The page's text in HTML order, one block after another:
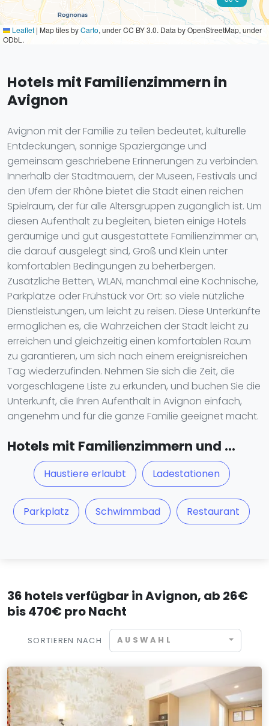
Leaflet | Map tiles byCarto, under CC BY 3.0. Data by OpenStreetMap, under
ODbL.
Hotels mit Familienzimmern in
Avignon
Avignon mit der Familie zu teilen bedeutet, kulturelle
Entdeckungen, sonnige Spaziergänge und
gemeinsam geschriebene Erinnerungen zu verbinden.
Innerhalb der Stadtmauern, der Museen, Festivals und
den Ufern der Rhône bietet die Stadt einen reichen
Spielraum, der für alle Altersgruppen zugänglich ist. Um
diesen Aufenthalt zu begleiten, bieten einige Hotels
geräumige und gut ausgestattete Familienzimmer an,
die darauf ausgelegt sind, Groß und Klein unter
komfortablen Bedingungen zu beherbergen.
Zusätzliche Betten, WLAN, manchmal eine Kochnische,
Parkplätze oder Frühstück vor Ort: so viele nützliche
Dienstleistungen, um leicht zu reisen. Diese Unterkünfte
ermöglichen es, die Wahrzeichen der Stadt leicht zu
erreichen und gleichzeitig einen komfortablen Raum
zu garantieren, um sich nach einem ereignisreichen
Tag wiederzufinden. Nehmen Sie sich die Zeit, die
vorgeschlagene Liste zu erkunden, und buchen Sie die
Unterkunft, die Ihren Aufenthalt in Avignon einfach,
angenehm und für die ganze Familie geeignet macht.
Hotels mit Familienzimmern und ...
Haustiere erlaubt Ladestationen
Parkplatz Schwimmbad Restaurant
36 hotels verfügbar in Avignon, ab 26€
bis 470€ pro Nacht
SORTIEREN NACH AUSWAHL